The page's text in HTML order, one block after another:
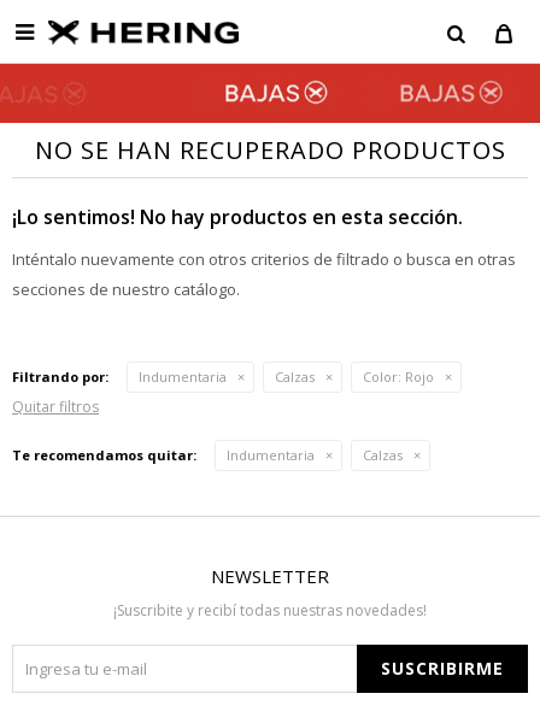

NO SE HAN RECUPERADO PRODUCTOS
¡Lo sentimos! No hay productos en esta sección.
Inténtalo nuevamente con otros criterios de filtrado o busca en otras
secciones de nuestro catálogo.
Filtrando por: Indumentaria Calzas Color: Rojo
Quitar filtros
Te recomendamos quitar: Indumentaria Calzas
NEWSLETTER
¡Suscribite y recibí todas nuestras novedades!
SUSCRIBIRME